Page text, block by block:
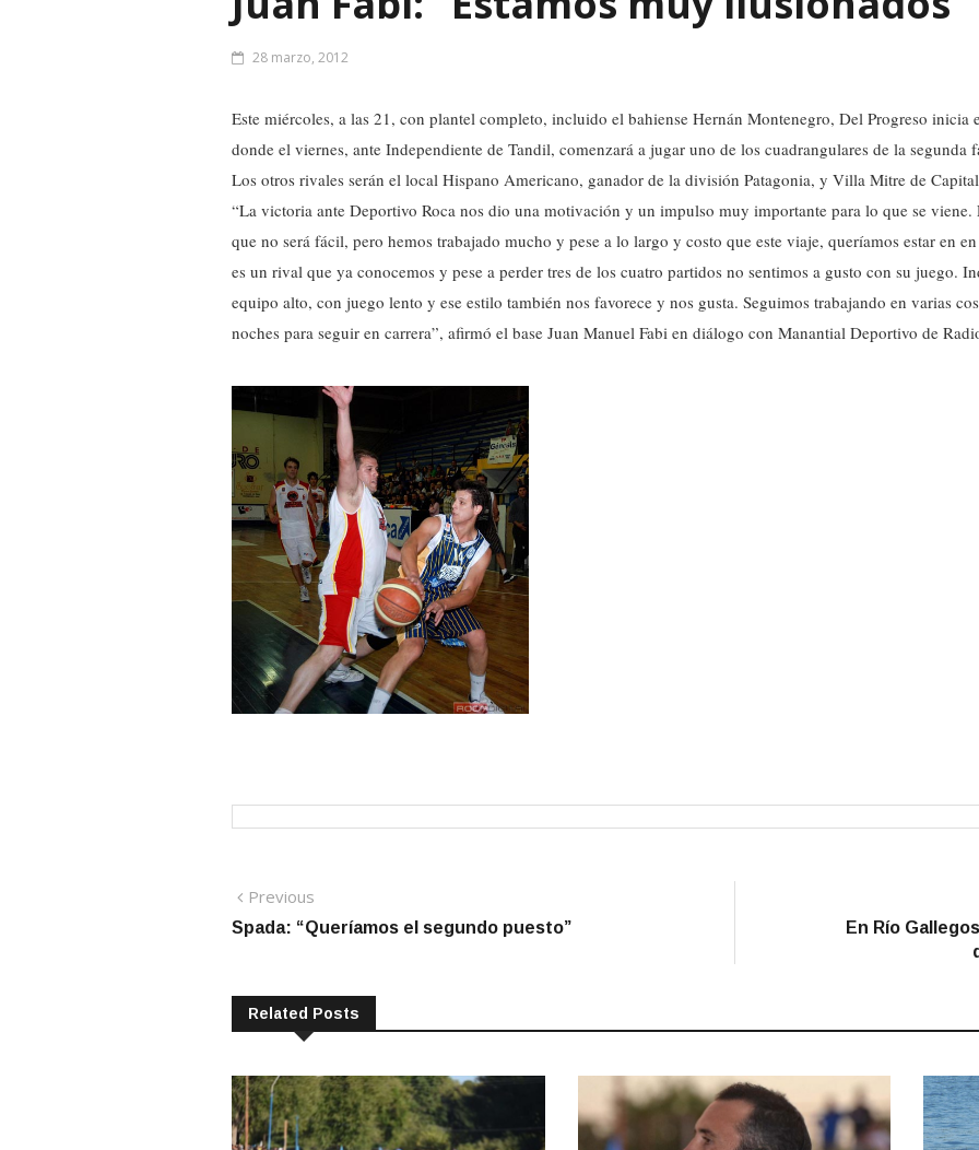
28 marzo, 2012
Este miércoles, a las 21, con plantel completo, incluido el bahiense Hernán Montenegro, Del Progreso
donde el viernes, ante Independiente de Tandil, comenzará a jugar uno de los cuadrangulares de la segunda
Los otros rivales serán el local Hispano Americano, ganador de la división Patagonia, y Villa Mitre de
“La victoria ante Deportivo Roca nos dio una motivación y un impulso muy importante para lo que se viene.
que no será fácil, pero hemos trabajado mucho y pese a lo largo y costo que este viaje, queríamos estar en
es un rival que ya conocemos y pese a perder tres de los cuatro partidos no sentimos a gusto con su juego.
equipo alto, con juego lento y ese estilo también nos favorece y nos gusta. Seguimos trabajando en varias
noches para seguir en carrera”, afirmó el base Juan Manuel Fabi en diálogo con Manantial Deportivo de
Navegación
de
Previous
post:
Spada: “Queríamos el segundo puesto”
En Río
Related Posts